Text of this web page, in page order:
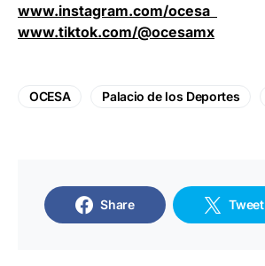
www.instagram.com/ocesa
www.tiktok.com/@ocesamx
OCESA Palacio de los Deportes
Share Tweet